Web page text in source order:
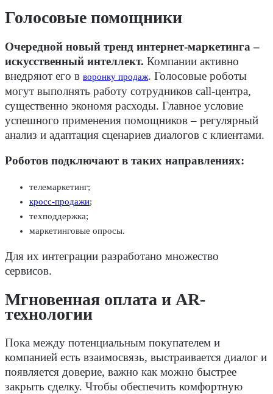
Голосовые помощники
Очередной новый тренд интернет-маркетинга –
искусственный интеллект. Компании активно
внедряют его в воронку продаж. Голосовые роботы
могут выполнять работу сотрудников call-центра,
существенно экономя расходы. Главное условие
успешного применения помощников – регулярный
анализ и адаптация сценариев диалогов с клиентами.
Роботов подключают в таких направлениях:
телемаркетинг;
кросс-продажи;
техподдержка;
маркетинговые опросы.
Для их интеграции разработано множество
сервисов.
Мгновенная оплата и AR-
технологии
Пока между потенциальным покупателем и
компанией есть взаимосвязь, выстраивается диалог и
появляется доверие, важно как можно быстрее
закрыть сделку. Чтобы обеспечить комфортную